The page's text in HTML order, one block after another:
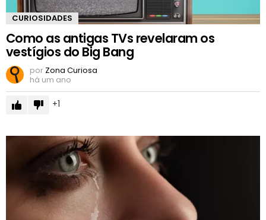
CURIOSIDADES
Como as antigas TVs revelaram os
vestígios do Big Bang
por Zona Curiosa
há um ano
1